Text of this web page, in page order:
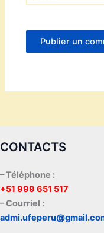
CONTACTS
– Téléphone :
+51 999 651 517
– Courriel :